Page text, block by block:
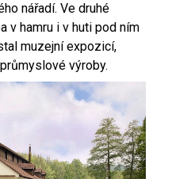
nářadí. Ve druhé
v hamru i v huti pod ním
muzejní expozicí,
výroby.